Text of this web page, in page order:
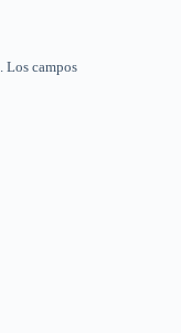
Los campos